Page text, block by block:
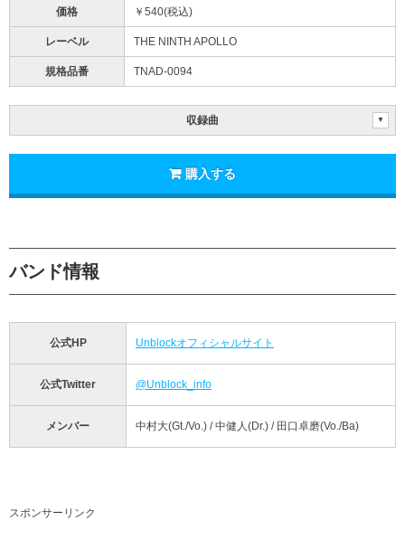
価格 ￥540(税込)
レーベル THE NINTH APOLLO
規格品番 TNAD-0094
収録曲
購入する
バンド情報
公式HP Unblockオフィシャルサイト
公式Twitter @Unblock_info
メンバー 中村大(Gt./Vo.) / 中健人(Dr.) / 田口卓磨(Vo./Ba)
スポンサーリンク